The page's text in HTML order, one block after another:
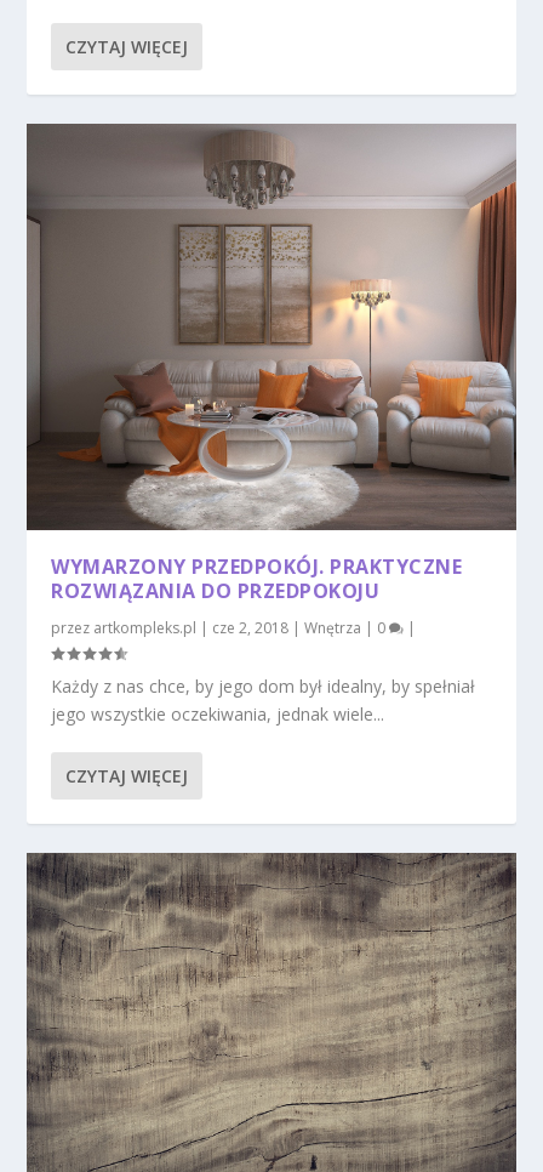
CZYTAJ WIĘCEJ
WYMARZONY PRZEDPOKÓJ. PRAKTYCZNE
ROZWIĄZANIA DO PRZEDPOKOJU
przez artkompleks.pl | cze 2, 2018 |Wnętrza | 0 |
Każdy z nas chce, by jego dom był idealny, by spełniał
jego wszystkie oczekiwania, jednak wiele...
CZYTAJ WIĘCEJ